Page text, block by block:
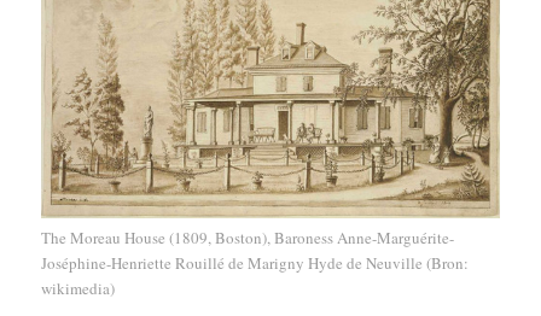
The Moreau House (1809, Boston), Baroness Anne-Marguérite-
Joséphine-Henriette Rouillé de Marigny Hyde de Neuville (Bron:
wikimedia)